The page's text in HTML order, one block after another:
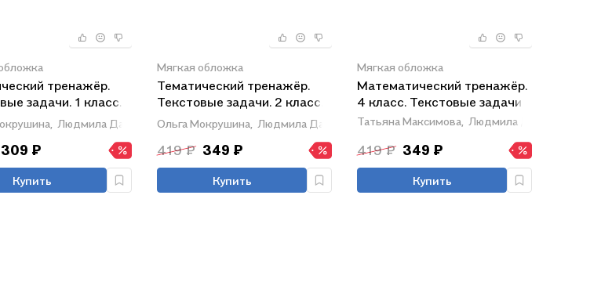
тренажёр.
задачи. 1 класс.
Людмила Давыдкина
309 ₽
Купить
Мягкая обложка
Тематический тренажёр.
Текстовые задачи. 2 класс.
Новое издание
Ольга Мокрушина, Людмила Давыдкина
419 ₽ 349 ₽
Купить
Мягкая обложка
Математический тренажёр.
4 класс. Текстовые задачи
Татьяна Максимова, Людмила Давыдкина
419 ₽ 349 ₽
Купить